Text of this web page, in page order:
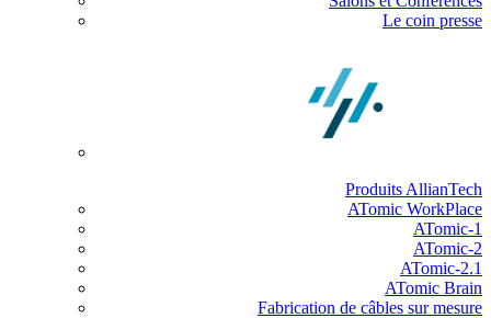
Le coin presse
Produits AllianTech
ATomic WorkPlace
ATomic-1
ATomic-2
ATomic-2.1
ATomic Brain
Fabrication de câbles sur mesure